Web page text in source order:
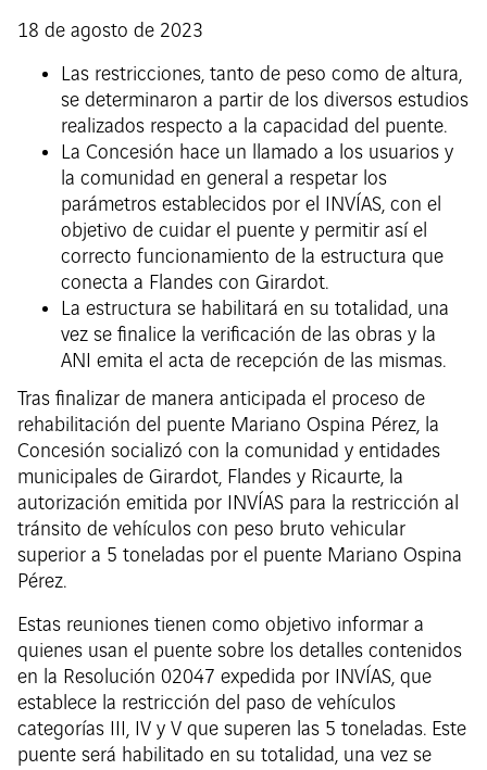
18 de agosto de 2023
Las restricciones, tanto de peso como de altura,
se determinaron a partir de los diversos estudios
realizados respecto a la capacidad del puente.
La Concesión hace un llamado a los usuarios y
la comunidad en general a respetar los
parámetros establecidos por el INVÍAS, con el
objetivo de cuidar el puente y permitir así el
correcto funcionamiento de la estructura que
conecta a Flandes con Girardot.
La estructura se habilitará en su totalidad, una
vez se finalice la verificación de las obras y la
ANI emita el acta de recepción de las mismas.
Tras finalizar de manera anticipada el proceso de
rehabilitación del puente Mariano Ospina Pérez, la
Concesión socializó con la comunidad y entidades
municipales de Girardot, Flandes y Ricaurte, la
autorización emitida por INVÍAS para la restricción al
tránsito de vehículos con peso bruto vehicular
superior a 5 toneladas por el puente Mariano Ospina
Pérez.
Estas reuniones tienen como objetivo informar a
quienes usan el puente sobre los detalles contenidos
en la Resolución 02047 expedida por INVÍAS, que
establece la restricción del paso de vehículos
categorías III, IV y V que superen las 5 toneladas. Este
puente será habilitado en su totalidad, una vez se